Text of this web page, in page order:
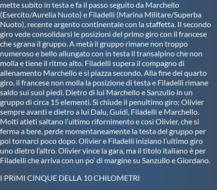
mette subito in testa e fa il passo seguito da Marchello
(Esercito/Aurelia Nuoto) e Filadelli (Marina Militare/Superba
Nuoto), recente argento continentale con la staffetta. Il secondo
giro vede consolidarsi le posizioni del primo giro con il francese
che sgrana il gruppo. A metà il gruppo rimane non troppo
numeroso e bello allungato con in testa il transalpino che non
molla e tiene il ritmo alto. Filadelli supera il compagno di
allenamento Marchello e si piazza secondo. Alla fine del quarto
giro, il francese non molla la posizione di testa e Filadelli rimane
saldo sui suoi piedi. Dietro di lui Marchello e Sanzullo in un
gruppo di circa 15 elementi. Si chiude il penultimo giro; Olivier
sempre avanti e dietro a lui Dalu, Guidi, Filadelli e Marchello.
Molti atleti saltano l’ultimo rifornimento e così Olivier, che si
ferma a bere, perde momentaneamente la testa del gruppo per
poi tornarci poco dopo. Olivier e Filadelli iniziano l’ultimo giro
uno dietro l’altro. Olivier vince la gara, ma il titolo italiano è per
Filadelli che arriva con un po’ di margine su Sanzullo e Giordano.
I PRIMI CINQUE DELLA 10 CHILOMETRI